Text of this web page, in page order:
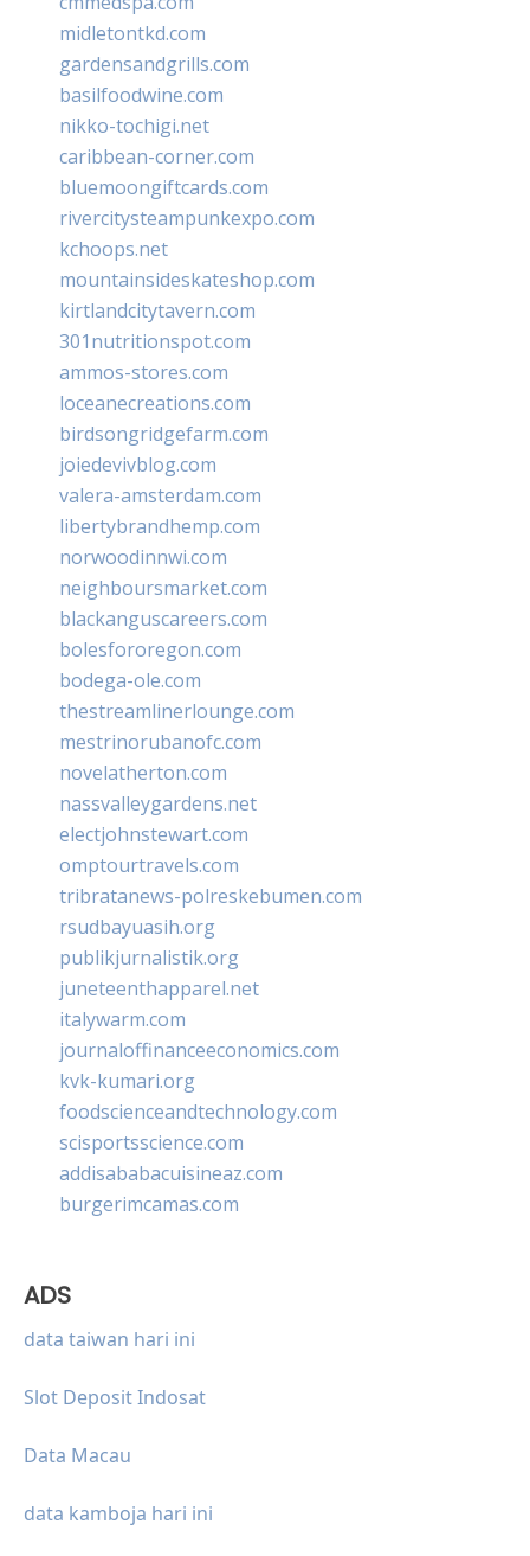
midletontkd.com
gardensandgrills.com
basilfoodwine.com
nikko-tochigi.net
caribbean-corner.com
bluemoongiftcards.com
rivercitysteampunkexpo.com
kchoops.net
mountainsideskateshop.com
kirtlandcitytavern.com
301nutritionspot.com
ammos-stores.com
loceanecreations.com
birdsongridgefarm.com
joiedevivblog.com
valera-amsterdam.com
libertybrandhemp.com
norwoodinnwi.com
neighboursmarket.com
blackanguscareers.com
bolesfororegon.com
bodega-ole.com
thestreamlinerlounge.com
mestrinorubanofc.com
novelatherton.com
nassvalleygardens.net
electjohnstewart.com
omptourtravels.com
tribratanews-polreskebumen.com
rsudbayuasih.org
publikjurnalistik.org
juneteenthapparel.net
italywarm.com
journaloffinanceeconomics.com
kvk-kumari.org
foodscienceandtechnology.com
scisportsscience.com
addisababacuisineaz.com
burgerimcamas.com
ADS
data taiwan hari ini
Slot Deposit Indosat
Data Macau
data kamboja hari ini